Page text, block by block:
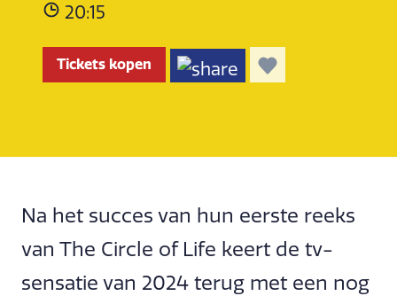
20:15
Tickets kopen
Na het succes van hun eerste reeks
van The Circle of Life keert de tv-
sensatie van 2024 terug met een nog